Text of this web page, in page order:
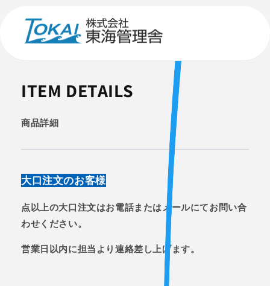
進む
ITEM DETAILS
商品詳細
大口注文のお客様
点以上の大口注文はお電話またはメールにてお問い合
わせください。
営業日以内に担当より連絡差し上げます。